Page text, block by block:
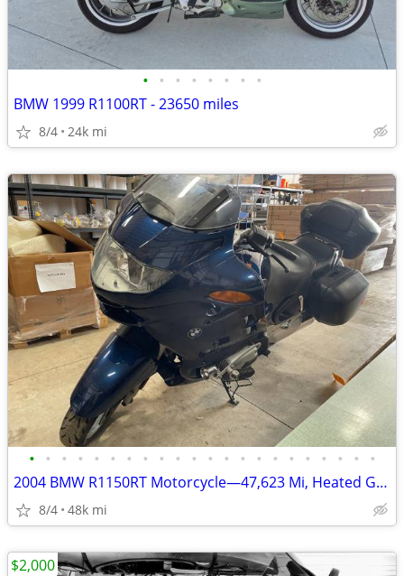
• • • • • • • •
BMW 1999 R1100RT - 23650 miles
8/4 24k mi
• • • • • • • • • • • • • • • • • • • • • •
2004 BMW R1150RT Motorcycle—47,623 Mi, Heated Grips—Online Auction!
8/4 48k mi
$2,000